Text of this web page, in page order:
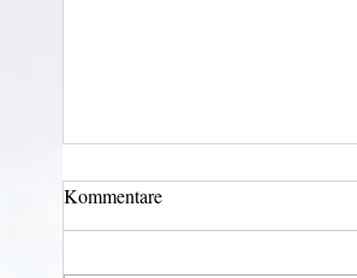
Kommentare